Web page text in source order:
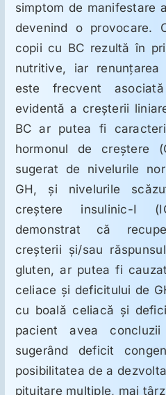
Oncologie
Toxicologie
Antipsihiatrie
Psihoterapie
Antropologie
Proză utilă
simptom de manifestare
devenind o provocare.
copii cu BC rezultă în
nutritive, iar
este frecvent
evidentă a creşterii
BC ar putea fi
hormonul de creştere
sugerat de nivelurile
GH, şi nivelurile
creştere insulinic-I
demonstrat că
creşterii şi/sau
gluten, ar putea fi
celiace şi deficitului de
cu boală celiacă şi
pacient avea
sugerând deficit
posibilitatea de a
pituitare multiple, mai